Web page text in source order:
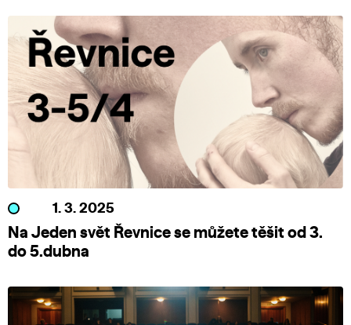
1. 3. 2025
Na Jeden svět Řevnice se můžete těšit od 3.
do 5.dubna